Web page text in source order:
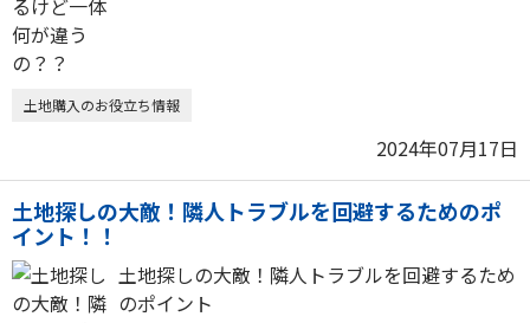
土地購入のお役立ち情報
2024年07月17日
土地探しの大敵！隣人トラブルを回避するためのポ
イント！！
土地探しの大敵！隣人トラブルを回避するため
のポイント